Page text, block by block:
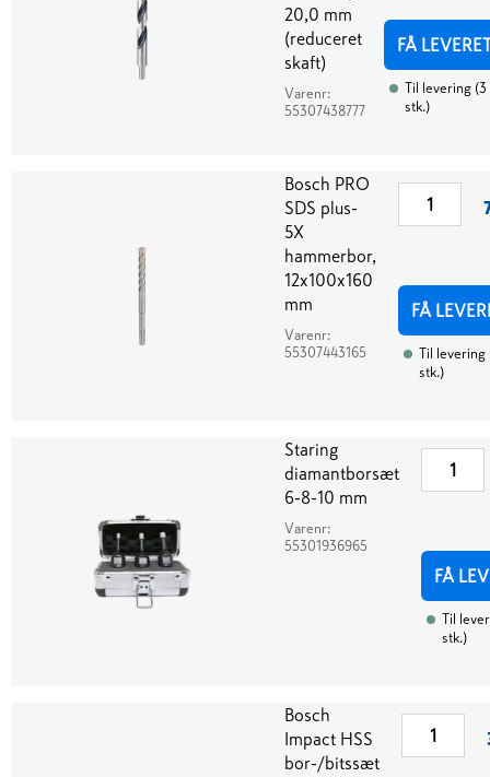
20,0 mm
(reduceret
skaft)
Varenr:
55307438777
FÅ
Til levering (3
stk.)
Bosch PRO
SDS plus-
5X
hammerbor,
12x100x160
mm
Varenr:
55307443165
FÅ
Til levering
stk.)
Staring
diamantborsæt
6-8-10 mm
Varenr:
55301936965
FÅ
Til
stk.)
Bosch
Impact HSS
bor-/bitssæt